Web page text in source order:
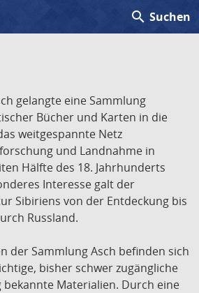
search Suchen
gelangte eine Sammlung
Bücher und Karten in die
weitgespannte Netz
und Landnahme in
Hälfte des 18. Jahrhunderts
Interesse galt der
Sibiriens von der Entdeckung bis
Russland.
der Sammlung Asch befinden sich
bisher schwer zugängliche
bekannte Materialien. Durch eine